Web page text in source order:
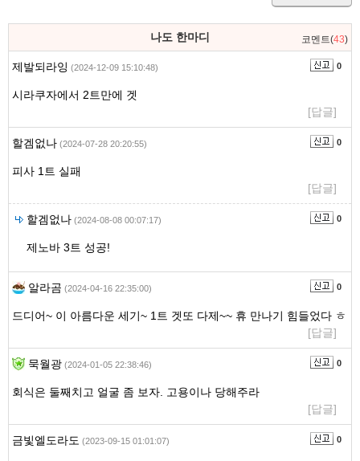
나도 한마디 코멘트(43)
제발되라잉 (2024-12-09 15:10:48) 0
시라쿠자에서 2트만에 겟
[답글]
할겜없나 (2024-07-28 20:20:55) 0
피사 1트 실패
[답글]
할겜없나 (2024-08-08 00:07:17) 0
제노바 3트 성공!
알라곰 (2024-04-16 22:35:00) 0
드디어~ 이 아름다운 세기~ 1트 겟또 다제~~ 휴 만나기 힘들었다 ㅎ
[답글]
묵월광 (2024-01-05 22:38:46) 0
회식은 둘째치고 얼굴 좀 보자. 고용이나 당해주라
[답글]
금빛엘도라도 (2023-09-15 01:01:07) 0